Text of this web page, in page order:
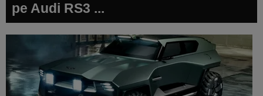
pe Audi RS3 ...